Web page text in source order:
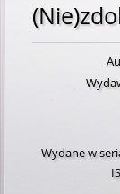
Wydane w